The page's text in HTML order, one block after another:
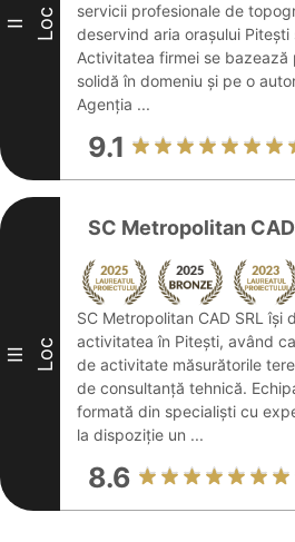
II Loc
servicii profesionale de
deservind aria orașului Pitești
Activitatea firmei se bazează
solidă în domeniu și pe o
Agenția ...
9.1
III Loc
SC Metropolitan CAD
SC Metropolitan CAD SRL își
activitatea în Pitești, având
de activitate măsurătorile
de consultanță tehnică.
formată din specialiști cu
la dispoziție un ...
8.6